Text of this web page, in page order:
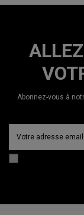
Abonnez-vous à